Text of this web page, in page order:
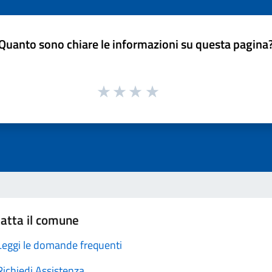
sono chiare le informazioni su questa
il comune
le domande frequenti